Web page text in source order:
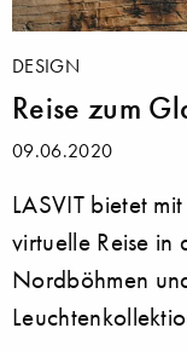
DESIGN
Reise zum
09.06.2020
LASVIT bietet
virtuelle Reise in
Nordböhmen